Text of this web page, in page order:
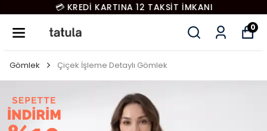
💳 KREDİ KARTINA 12 TAKSİT İMKANI
0
Gömlek Çiçek İşleme Detaylı Gömlek